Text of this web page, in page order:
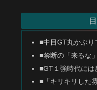
■中目GT丸かぶり
■禁断の「来るな
■GT１強時代には
■「キリキリした